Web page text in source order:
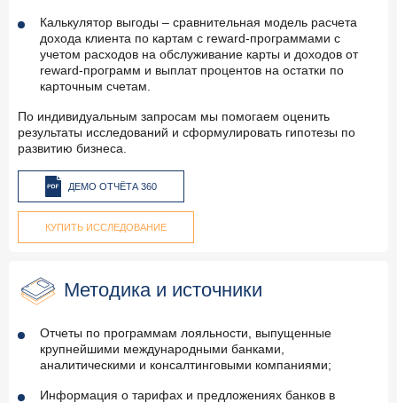
Калькулятор выгоды – сравнительная модель расчета
дохода клиента по картам с reward-программами с
учетом расходов на обслуживание карты и доходов от
reward-программ и выплат процентов на остатки по
карточным счетам.
По индивидуальным запросам мы помогаем оценить
результаты исследований и сформулировать гипотезы по
развитию бизнеса.
ДЕМО ОТЧЁТА 360
КУПИТЬ ИССЛЕДОВАНИЕ
Методика и источники
Отчеты по программам лояльности, выпущенные
крупнейшими международными банками,
аналитическими и консалтинговыми компаниями;
Информация о тарифах и предложениях банков в